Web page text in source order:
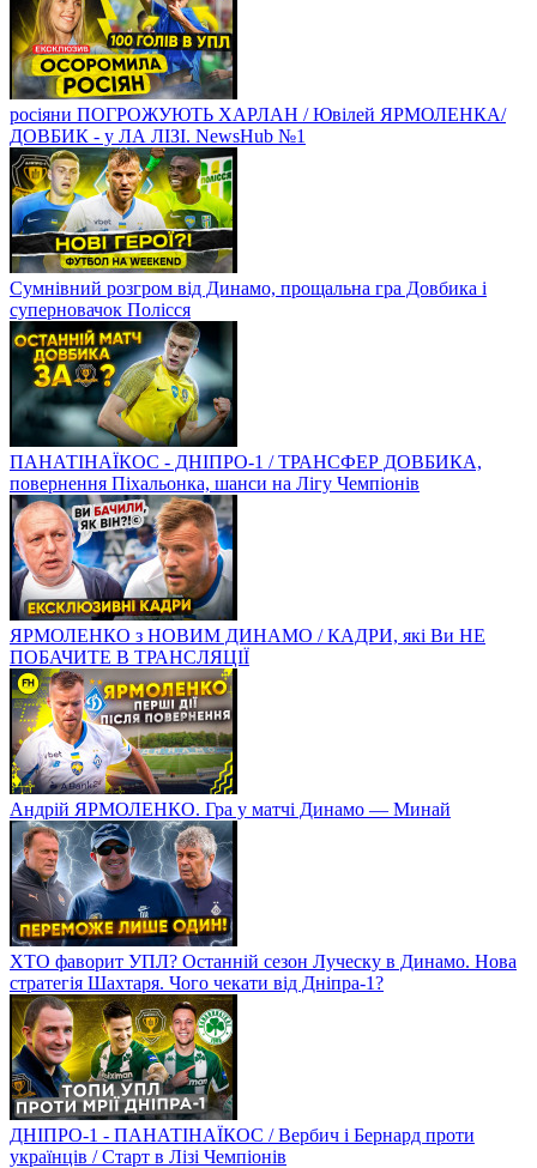
росіяни ПОГРОЖУЮТЬ ХАРЛАН / Ювілей ЯРМОЛЕНКА/
ДОВБИК - у ЛА ЛІЗІ. NewsHub №1
Сумнівний розгром від Динамо, прощальна гра Довбика і
суперновачок Полісся
ПАНАТІНАЇКОС - ДНІПРО-1 / ТРАНСФЕР ДОВБИКА,
повернення Піхальонка, шанси на Лігу Чемпіонів
ЯРМОЛЕНКО з НОВИМ ДИНАМО / КАДРИ, які Ви НЕ
ПОБАЧИТЕ В ТРАНСЛЯЦІЇ
Андрій ЯРМОЛЕНКО. Гра у матчі Динамо — Минай
ХТО фаворит УПЛ? Останній сезон Луческу в Динамо. Нова
стратегія Шахтаря. Чого чекати від Дніпра-1?
ДНІПРО-1 - ПАНАТІНАЇКОС / Вербич і Бернард проти
українців / Старт в Лізі Чемпіонів